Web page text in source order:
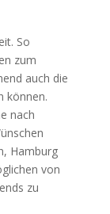
So
zum
auch die
können.
nach
Hamburg
von
zu